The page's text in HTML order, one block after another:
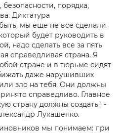
безопасности, порядка,
Диктатура
мы еще не все сделали.
будет руководить в
надо сделать все за пять
справедливая страна. Я
стране и в тюрьме сидят
даже нарушивших
зло на тебя. Они должны
справедливо. Главное
страну должны создать", -
Лукашенко.
мы понимаем: при